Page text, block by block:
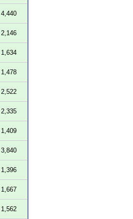
4,440
2,146
1,634
1,478
2,522
2,335
1,409
3,840
1,396
1,667
1,562